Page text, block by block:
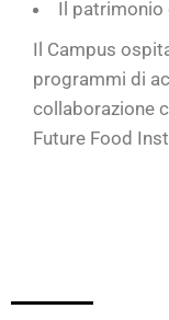
Il patrimonio
Il Campus
programmi di
collaborazione
Future Food